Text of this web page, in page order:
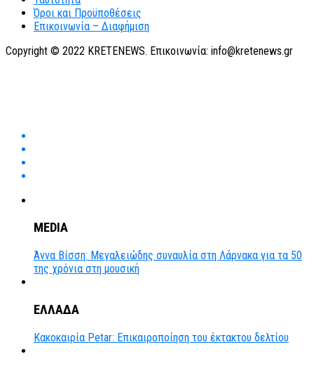
Όροι και Προϋποθέσεις
Επικοινωνία – Διαφήμιση
Copyright © 2022 KRETENEWS. Επικοινωνία: info@kretenews.gr
MEDIA
Άννα Βίσση: Μεγαλειώδης συναυλία στη Λάρνακα για τα 50
της χρόνια στη μουσική
ΕΛΛΑΔΑ
Κακοκαιρία Petar: Επικαιροποίηση του έκτακτου δελτίου